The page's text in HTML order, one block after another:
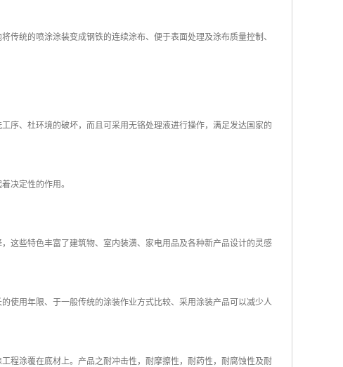
统的喷涂涂装变成钢铁的连续涂布、便于表面处理及涂布质量控制、
序、杜环境的破坏，而且可采用无铬处理液进行操作，满足发达国家的
起着决定性的作用。
这些特色丰富了建筑物、室内装潢、家电用品及各种新产品设计的灵感
使用年限、于一般传统的涂装作业方式比较、采用涂装产品可以减少人
程涂覆在底材上。产品之耐冲击性，耐摩擦性，耐药性，耐腐蚀性及耐